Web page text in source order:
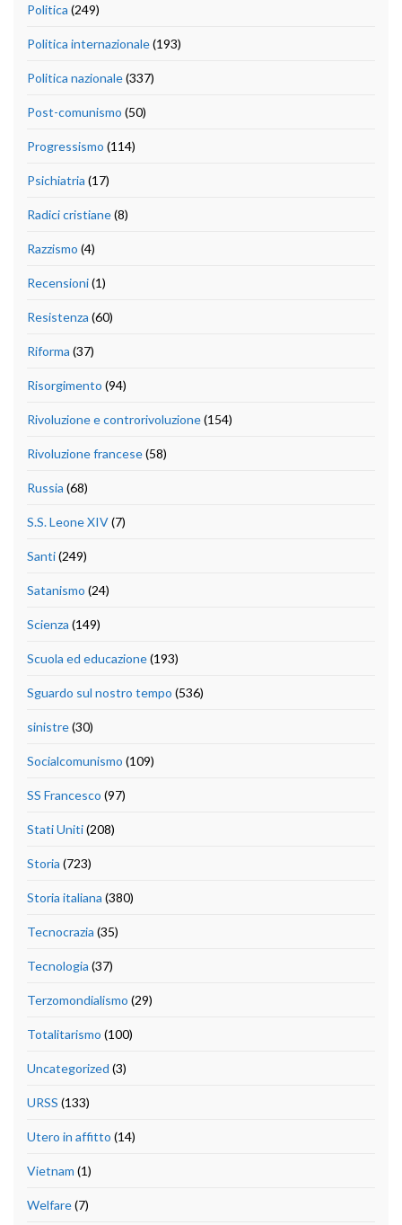
Politica (249)
Politica internazionale(193)
Politica nazionale(337)
Post-comunismo (50)
Progressismo (114)
Psichiatria (17)
Radici cristiane(8)
Razzismo (4)
Recensioni(1)
Resistenza (60)
Riforma (37)
Risorgimento (94)
Rivoluzione e controrivoluzione(154)
Rivoluzione francese(58)
Russia (68)
S.S. Leone XIV(7)
Santi(249)
Satanismo (24)
Scienza (149)
Scuola ed educazione(193)
Sguardo sul nostro tempo (536)
sinistre(30)
Socialcomunismo (109)
SS Francesco (97)
Stati Uniti(208)
Storia (723)
Storia italiana (380)
Tecnocrazia (35)
Tecnologia (37)
Terzomondialismo (29)
Totalitarismo (100)
Uncategorized (3)
URSS (133)
Utero in affitto (14)
Vietnam (1)
Welfare(7)